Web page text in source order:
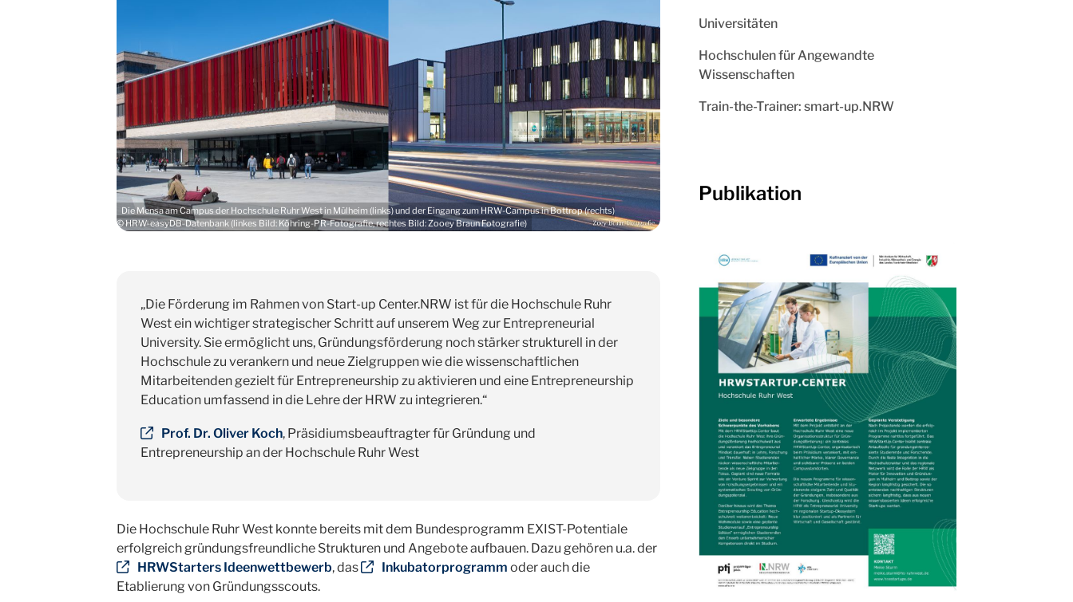
Die Mensa am Campus der Hochschule Ruhr West in Mülheim (links) und der Eingang zum HRW-Campus in Bottrop (rechts)
© HRW-easyDB-Datenbank (linkes Bild: Köhring-PR-Fotografie, rechtes Bild: Zooey Braun Fotografie)
„Die Förderung im Rahmen von Start-up Center.NRW ist für die Hochschule Ruhr
West ein wichtiger strategischer Schritt auf unserem Weg zur Entrepreneurial
University. Sie ermöglicht uns, Gründungsförderung noch stärker strukturell in der
Hochschule zu verankern und neue Zielgruppen wie die wissenschaftlichen
Mitarbeitenden gezielt für Entrepreneurship zu aktivieren und eine Entrepreneurship
Education umfassend in die Lehre der HRW zu integrieren.“
Prof. Dr. Oliver Koch, Präsidiumsbeauftragter für Gründung und
Entrepreneurship an der Hochschule Ruhr West
Die Hochschule Ruhr West konnte bereits mit dem Bundesprogramm EXIST-Potentiale
erfolgreich gründungsfreundliche Strukturen und Angebote aufbauen. Dazu gehören u.a. der
HRWStarters Ideenwettbewerb, das Inkubatorprogramm oder auch die
Etablierung von Gründungsscouts.
Universitäten
Hochschulen für Angewandte
Wissenschaften
Train-the-Trainer: smart-up.NRW
Publikation